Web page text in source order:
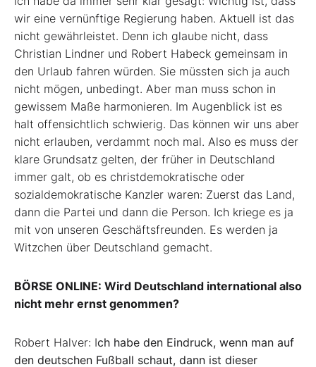
wir eine vernünftige Regierung haben. Aktuell ist das
nicht gewährleistet. Denn ich glaube nicht, dass
Christian Lindner und Robert Habeck gemeinsam in
den Urlaub fahren würden. Sie müssten sich ja auch
nicht mögen, unbedingt. Aber man muss schon in
gewissem Maße harmonieren. Im Augenblick ist es
halt offensichtlich schwierig. Das können wir uns aber
nicht erlauben, verdammt noch mal. Also es muss der
klare Grundsatz gelten, der früher in Deutschland
immer galt, ob es christdemokratische oder
sozialdemokratische Kanzler waren: Zuerst das Land,
dann die Partei und dann die Person. Ich kriege es ja
mit von unseren Geschäftsfreunden. Es werden ja
Witzchen über Deutschland gemacht.
BÖRSE ONLINE: Wird Deutschland international also
nicht mehr ernst genommen?
Robert Halver: Ich habe den Eindruck, wenn man auf
den deutschen Fußball schaut, dann ist dieser